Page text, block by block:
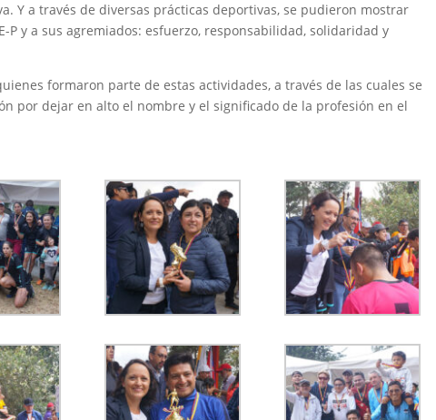
Y a través de diversas prácticas deportivas, se pudieron mostrar
P y a sus agremiados: esfuerzo, responsabilidad, solidaridad y
formaron parte de estas actividades, a través de las cuales se
por dejar en alto el nombre y el significado de la profesión en el